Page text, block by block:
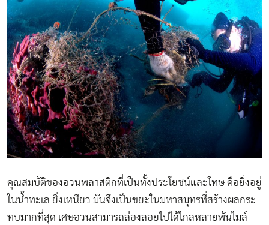
คุณสมบัติของอวนพลาสติกที่เป็นทั้งประโยชน์และโทษ คือยิ่งอยู่
ในน้ำทะเล ยิ่งเหนียว มันจึงเป็นขยะในมหาสมุทรที่สร้างผลกระ
ทบมากที่สุด เศษอวนสามารถล่องลอยไปได้ไกลหลายพันไมล์